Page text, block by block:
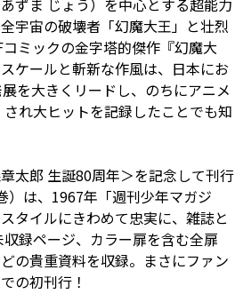
ずま じょう）を中心とする超能力
宇宙の破壊者「幻魔大王」と壮烈
ミックの金字塔的傑作『幻魔大
ケールと斬新な作風は、日本にお
を大きくリードし、のちにアニメ
れ大ヒットを記録したことでも知
太郎 生誕80周年＞を記念して刊行
）は、1967年「週刊少年マガジ
タイルにきわめて忠実に、雑誌と
録ページ、カラー扉を含む全扉
の貴重資料を収録。まさにファン
の初刊行！